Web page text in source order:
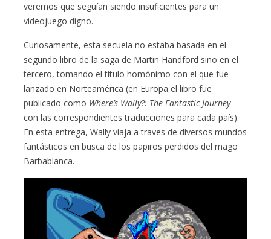
veremos que seguían siendo insuficientes para un
videojuego digno.
Curiosamente, esta secuela no estaba basada en el
segundo libro de la saga de Martin Handford sino en el
tercero, tomando el título homónimo con el que fue
lanzado en Norteamérica (en Europa el libro fue
publicado como Where’s Wally?: The Fantastic Journey
con las correspondientes traducciones para cada país).
En esta entrega, Wally viaja a traves de diversos mundos
fantásticos en busca de los papiros perdidos del mago
Barbablanca.